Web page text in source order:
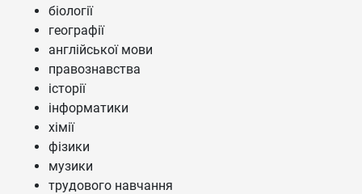
біології
географії
англійської мови
правознавства
історії
інформатики
хімії
фізики
музики
трудового навчання